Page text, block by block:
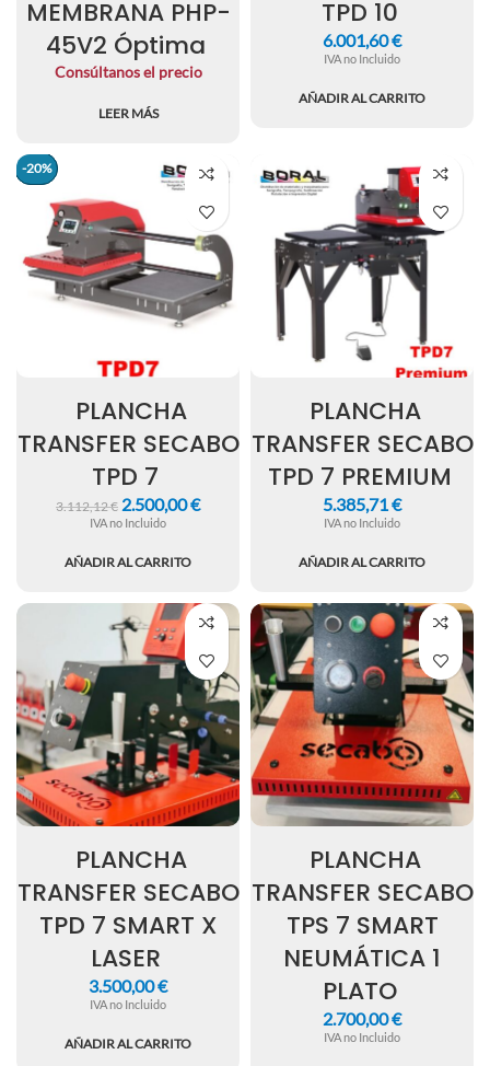
MEMBRANA PHP-
45V2 Óptima
Consúltanos el precio
LEER MÁS
TPD 10
6.001,60€
IVA no Incluido
AÑADIR AL CARRITO
-20%
-20%
PLANCHA
TRANSFER SECABO
TPD 7
3.112,12€ 2.500,00€
IVA no Incluido
AÑADIR AL CARRITO
PLANCHA
TRANSFER SECABO
TPD 7 PREMIUM
5.385,71€
IVA no Incluido
AÑADIR AL CARRITO
PLANCHA
TRANSFER SECABO
TPD 7 SMART X
LASER
3.500,00€
IVA no Incluido
AÑADIR AL CARRITO
PLANCHA
TRANSFER SECABO
TPS 7 SMART
NEUMÁTICA 1
PLATO
2.700,00€
IVA no Incluido